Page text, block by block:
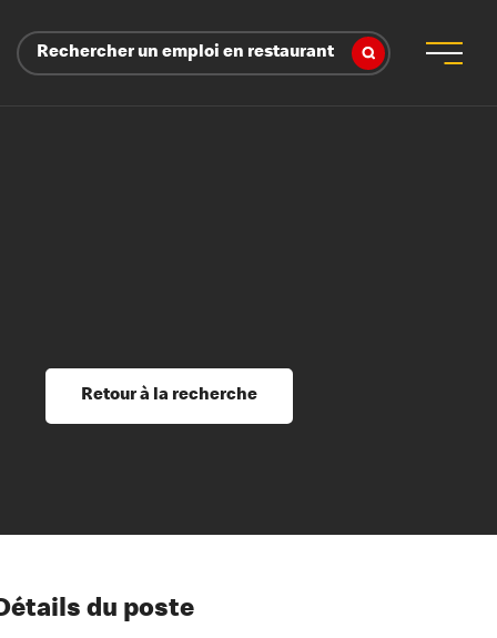
Rechercher un emploi en restaurant
et perfectionnement
du savoir
à l’égard de nos employés
directeurs
Retour à la recherche
du poste